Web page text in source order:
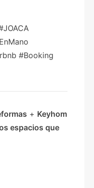
#Booking
+ Keyhom
espacios que